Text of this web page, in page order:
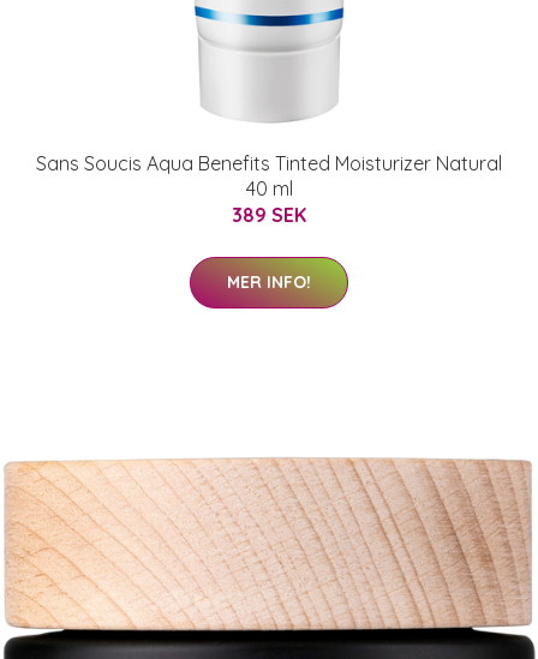
Sans Soucis Aqua Benefits Tinted Moisturizer Natural
40 ml
389 SEK
MER INFO!